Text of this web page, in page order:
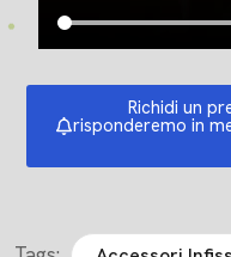
Richidi un
risponderemo in